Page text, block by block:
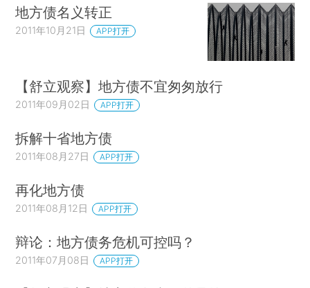
地方债名义转正
2011年10月21日 APP打开
【舒立观察】地方债不宜匆匆放行
2011年09月02日 APP打开
拆解十省地方债
2011年08月27日 APP打开
再化地方债
2011年08月12日 APP打开
辩论：地方债务危机可控吗？
2011年07月08日 APP打开